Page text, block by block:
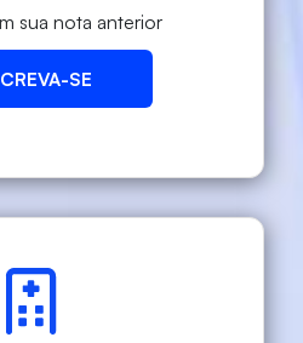
sua nota anterior
SE